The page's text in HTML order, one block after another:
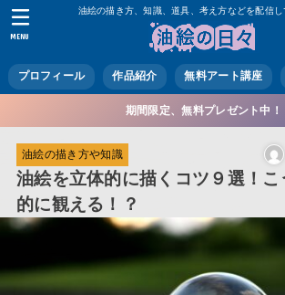
油絵の描き方、知識、道具、考え方などを配信し
プロフィール 作品紹介 無料アート講座
MENU
期間限定、無料プレゼント中！
油絵の描き方や知識
油絵を立体的に描くコツ９選！
的に観える！？